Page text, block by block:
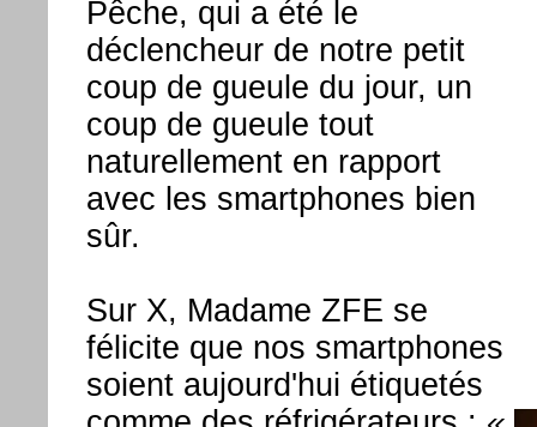
Pêche, qui a été le
déclencheur de notre petit
coup de gueule du jour, un
coup de gueule tout
naturellement en rapport
avec les smartphones bien
sûr.
Sur X, Madame ZFE se
félicite que nos smartphones
soient aujourd'hui étiquetés